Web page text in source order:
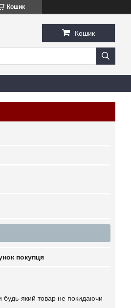
Кошик
Кошик
покупця
будь-який товар не покидаючи